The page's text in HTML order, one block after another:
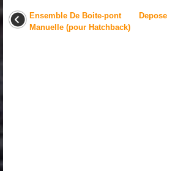
Ensemble De Boite-pont
Manuelle (pour Hatchback)
Depose